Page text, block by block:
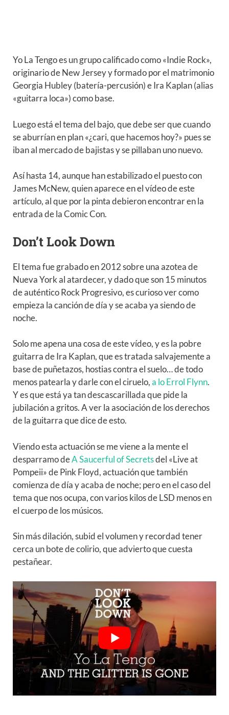
Yo La Tengo es un grupo calificado como «Indie Rock»,
originario de New Jersey y formado por el matrimonio
Georgia Hubley (batería-percusión) e Ira Kaplan (alias
«guitarra loca») como base.
Luego está el tema del bajo, que debe ser que cuando
se aburrían en plan «¿cari, que hacemos hoy?» pues se
iban al mercado de bajistas y se pillaban uno nuevo.
Así hasta 14, aunque han estabilizado el puesto con
James McNew, quien aparece en el vídeo de este
artículo, al que por la pinta debieron encontrar en la
entrada de la Comic Con.
Don’t Look Down
El tema fue grabado en 2012 sobre una azotea de
Nueva York al atardecer, y dado que son 15 minutos
de auténtico Rock Progresivo, es curioso ver como
empieza la canción de día y se acaba ya siendo de
noche.
Solo me apena una cosa de este vídeo, y es la pobre
guitarra de Ira Kaplan, que es tratada salvajemente a
base de puñetazos, hostias contra el suelo… de todo
menos patearla y darle con el ciruelo,a lo Errol Flynn.
Y es que está ya tan descascarillada que pide la
jubilación a gritos. A ver la asociación de los derechos
de la guitarra que dice de esto.
Viendo esta actuación se me viene a la mente el
desparramo deA Saucerful of Secretsdel «Live at
Pompeii» de Pink Floyd, actuación que también
comienza de día y acaba de noche; pero en el caso del
tema que nos ocupa, con varios kilos de LSD menos en
el cuerpo de los músicos.
Sin más dilación, subid el volumen y recordad tener
cerca un bote de colirio, que advierto que cuesta
pestañear.